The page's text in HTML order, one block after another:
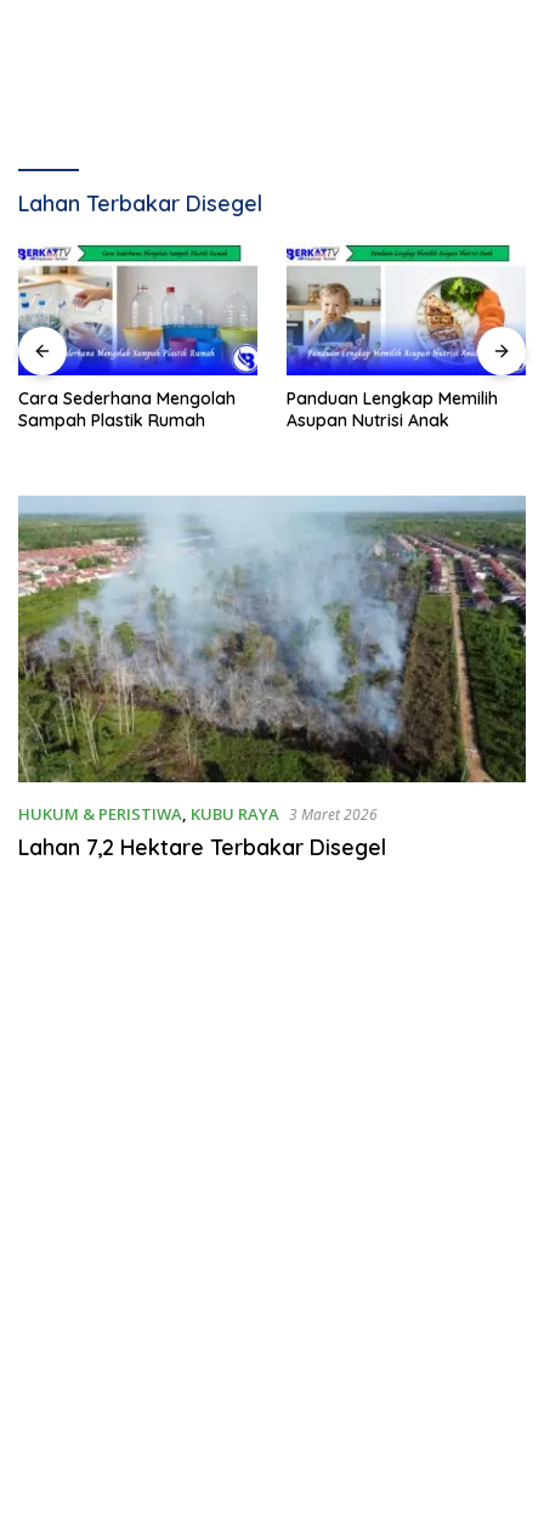
Lahan Terbakar Disegel
Cara Sederhana Mengolah
Sampah Plastik Rumah
Panduan Lengkap Memilih
Asupan Nutrisi Anak
HUKUM & PERISTIWA KUBU RAYA 3 Maret 2026
Lahan 7,2 Hektare Terbakar Disegel